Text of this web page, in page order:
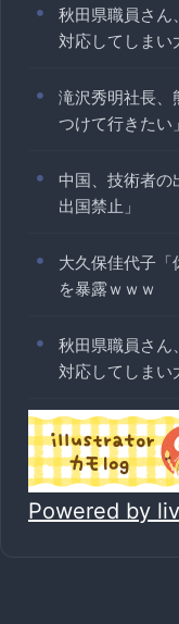
秋田県職員さん
対応してしまい
滝沢秀明社長、
つけて行きたい」
中国、技術者の
出国禁止」
大久保佳代子
を暴露ｗｗｗ
秋田県職員さん
対応してしまい
Powered by